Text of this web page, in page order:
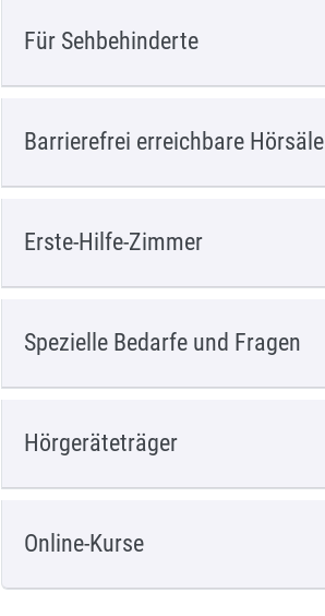
Für Sehbehinderte
Barrierefrei erreichbare Hörsäle
Erste-Hilfe-Zimmer
Spezielle Bedarfe und Fragen
Hörgeräteträger
Online-Kurse